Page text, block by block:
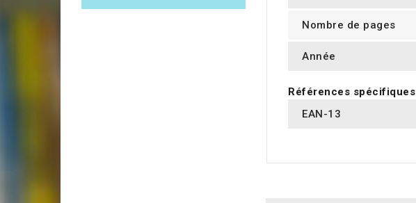
Nombre de pages
Année
Références spécifiques
EAN-13